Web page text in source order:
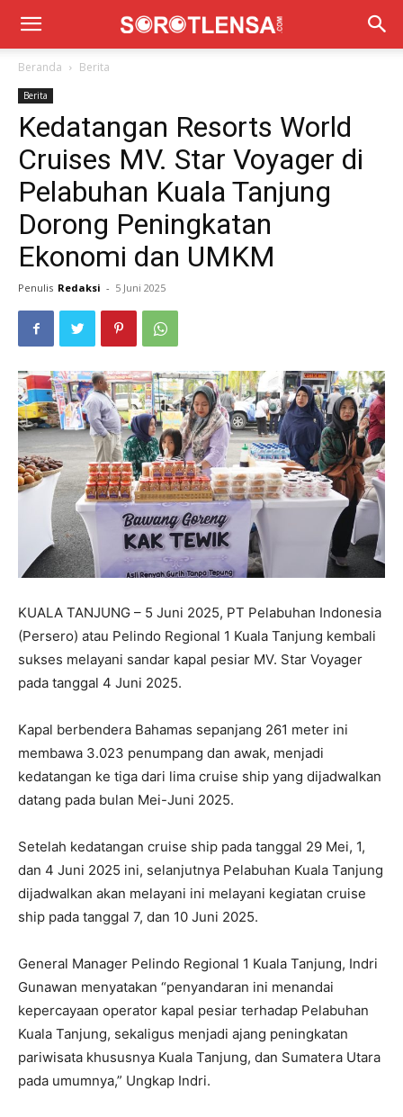
Beranda Berita
Berita
Kedatangan Resorts World
Cruises MV. Star Voyager di
Pelabuhan Kuala Tanjung
Dorong Peningkatan
Ekonomi dan UMKM
Penulis Redaksi - 5 Juni 2025
KUALA TANJUNG – 5 Juni 2025, PT Pelabuhan Indonesia
(Persero) atau Pelindo Regional 1 Kuala Tanjung kembali
sukses melayani sandar kapal pesiar MV. Star Voyager
pada tanggal 4 Juni 2025.
Kapal berbendera Bahamas sepanjang 261 meter ini
membawa 3.023 penumpang dan awak, menjadi
kedatangan ke tiga dari lima cruise ship yang dijadwalkan
datang pada bulan Mei-Juni 2025.
Setelah kedatangan cruise ship pada tanggal 29 Mei, 1,
dan 4 Juni 2025 ini, selanjutnya Pelabuhan Kuala Tanjung
dijadwalkan akan melayani ini melayani kegiatan cruise
ship pada tanggal 7, dan 10 Juni 2025.
General Manager Pelindo Regional 1 Kuala Tanjung, Indri
Gunawan menyatakan “penyandaran ini menandai
kepercayaan operator kapal pesiar terhadap Pelabuhan
Kuala Tanjung, sekaligus menjadi ajang peningkatan
pariwisata khususnya Kuala Tanjung, dan Sumatera Utara
pada umumnya,” Ungkap Indri.